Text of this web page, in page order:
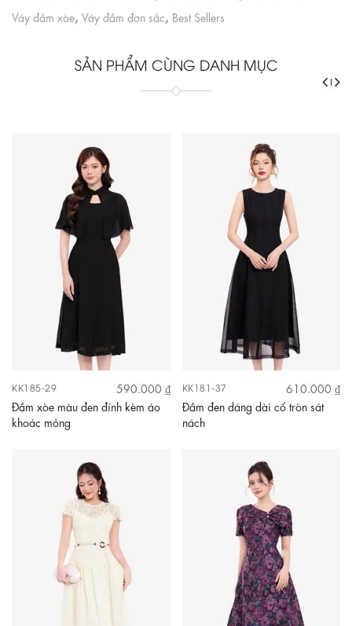
Váy đầm xòe, Váy đầm đơn sắc, Best Sellers
SẢN PHẨM CÙNG DANH MỤC
KK185-29
590.000 ₫
Đầm xòe màu đen đính kèm áo
khoác mỏng
KK181-37
610.000 ₫
Đầm đen dáng dài cổ tròn sát
nách